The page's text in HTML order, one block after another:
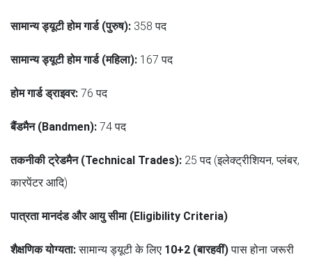
सामान्य ड्यूटी होम गार्ड (पुरुष): 358 पद
सामान्य ड्यूटी होम गार्ड (महिला): 167 पद
होम गार्ड ड्राइवर: 76 पद
बैंडमैन (Bandmen): 74 पद
तकनीकी ट्रेडमैन (Technical Trades): 25 पद (इलेक्ट्रीशियन, प्लंबर,
कारपेंटर आदि)
पात्रता मानदंड और आयु सीमा (Eligibility Criteria)
शैक्षणिक योग्यता:सामान्य ड्यूटी के लिए 10+2 (बारहवीं)पास होना जरूरी